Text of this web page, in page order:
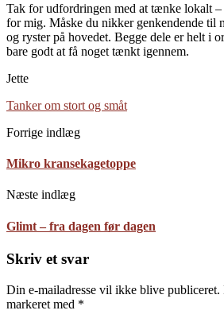
Tak for udfordringen med at tænke lokalt –
for mig. Måske du nikker genkendende til
og ryster på hovedet. Begge dele er helt i
bare godt at få noget tænkt igennem.
Jette
Tanker om stort og småt
Forrige indlæg
Mikro kransekagetoppe
Næste indlæg
Glimt – fra dagen før dagen
Skriv et svar
Din e-mailadresse vil ikke blive publiceret.
markeret med *